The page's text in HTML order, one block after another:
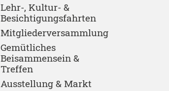
Lehr-, Kultur- &
Besichtigungsfahrten
Mitgliederversammlung
Gemütliches
Beisammensein &
Treffen
Ausstellung & Markt